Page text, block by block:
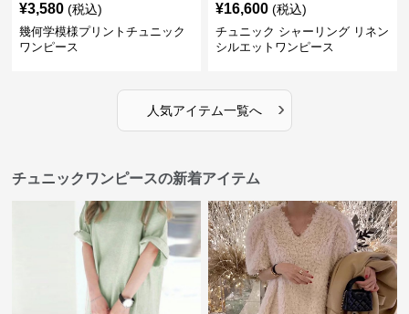
¥3,580 (税込)
幾何学模様プリントチュニック
ワンピース
¥16,600 (税込)
チュニック シャーリング リネン
シルエットワンピース
人気アイテム一覧へ ›
チュニックワンピースの新着アイテム